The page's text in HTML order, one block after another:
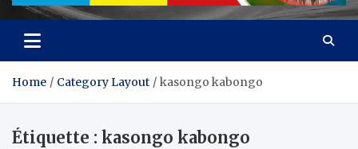
Home Category Layout kasongo kabongo
Étiquette : kasongo kabongo